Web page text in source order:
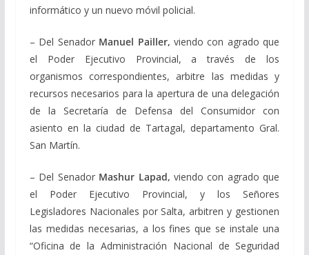
informático y un nuevo móvil policial.
– Del Senador Manuel Pailler, viendo con agrado que
el Poder Ejecutivo Provincial, a través de los
organismos correspondientes, arbitre las medidas y
recursos necesarios para la apertura de una delegación
de la Secretaría de Defensa del Consumidor con
asiento en la ciudad de Tartagal, departamento Gral.
San Martín.
– Del Senador Mashur Lapad, viendo con agrado que
el Poder Ejecutivo Provincial, y los Señores
Legisladores Nacionales por Salta, arbitren y gestionen
las medidas necesarias, a los fines que se instale una
“Oficina de la Administración Nacional de Seguridad